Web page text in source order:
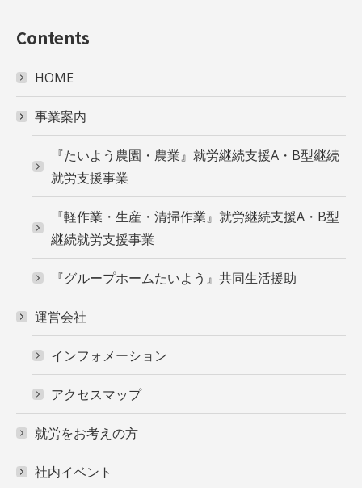
Contents
HOME
事業案内
『たいよう農園・農業』就労継続支援A・B型継続
就労支援事業
『軽作業・生産・清掃作業』就労継続支援A・B型
継続就労支援事業
『グループホームたいよう』共同生活援助
運営会社
インフォメーション
アクセスマップ
就労をお考えの方
社内イベント